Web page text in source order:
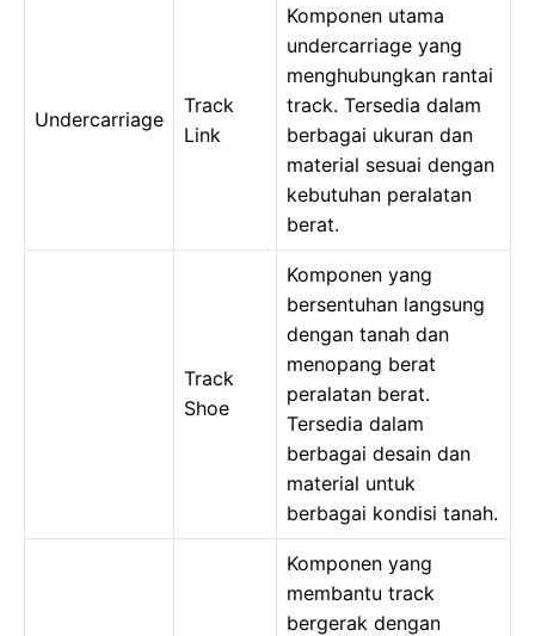
Undercarriage
Track
Link
Komponen utama
undercarriage yang
menghubungkan rantai
track. Tersedia dalam
berbagai ukuran dan
material sesuai dengan
kebutuhan peralatan
berat.
Track
Shoe
Komponen yang
bersentuhan langsung
dengan tanah dan
menopang berat
peralatan berat.
Tersedia dalam
berbagai desain dan
material untuk
berbagai kondisi tanah.
Komponen yang
membantu track
bergerak dengan